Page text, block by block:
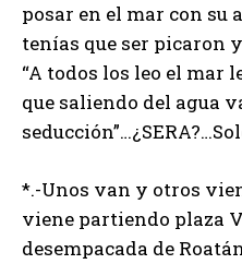
posar en el mar con su
tenías que ser picaron
“A todos los leo el mar
que saliendo del agua
*.-Unos van y otros
viene partiendo plaza
desempacada de